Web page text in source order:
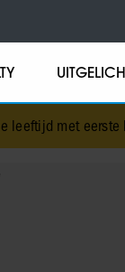
kinderboek•